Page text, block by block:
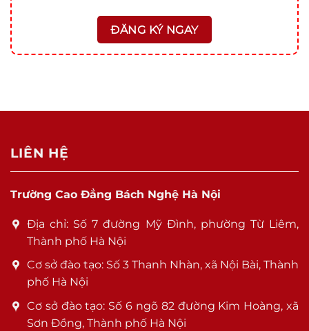
LIÊN HỆ
Trường Cao Đẳng Bách Nghệ Hà Nội
Địa chỉ: Số 7 đường Mỹ Đình, phường Từ Liêm,
Thành phố Hà Nội
Cơ sở đào tạo: Số 3 Thanh Nhàn, xã Nội Bài, Thành
phố Hà Nội
Cơ sở đào tạo: Số 6 ngõ 82 đường Kim Hoàng, xã
Sơn Đồng, Thành phố Hà Nội